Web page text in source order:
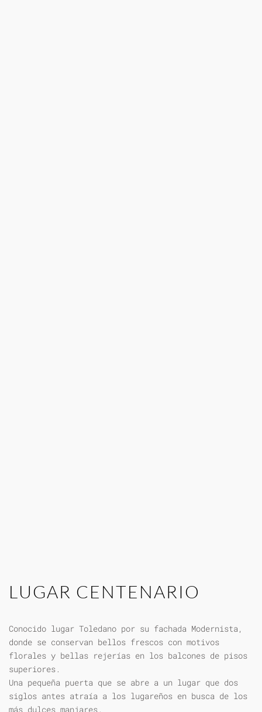
LUGAR CENTENARIO
Conocido lugar Toledano por su fachada Modernista,
donde se conservan bellos frescos con motivos
florales y bellas rejerías en los balcones de pisos
superiores.
Una pequeña puerta que se abre a un lugar que dos
siglos antes atraía a los lugareños en busca de los
más dulces manjares.